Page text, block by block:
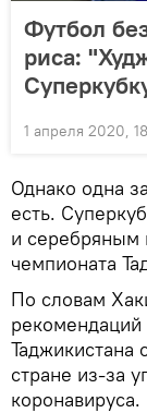
Футбол
риса:
1 апреля 2020,
Однако одна
есть.
и серебряным
чемпионата
По словам
рекомендаций
Таджикистана
стране из-за
коронавируса.